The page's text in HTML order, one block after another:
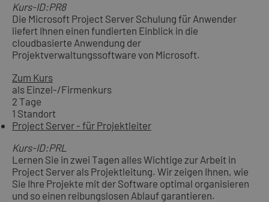
Kurs-ID:PR8
Die Microsoft Project Server Schulung für Anwender
liefert Ihnen einen fundierten Einblick in die
cloudbasierte Anwendung der
Projektverwaltungssoftware von Microsoft.
Zum Kurs
als Einzel-/Firmenkurs
2 Tage
1 Standort
Project Server - für Projektleiter
Kurs-ID:PRL
Lernen Sie in zwei Tagen alles Wichtige zur Arbeit in
Project Server als Projektleitung. Wir zeigen Ihnen, wie
Sie Ihre Projekte mit der Software optimal organisieren
und so einen reibungslosen Ablauf garantieren.